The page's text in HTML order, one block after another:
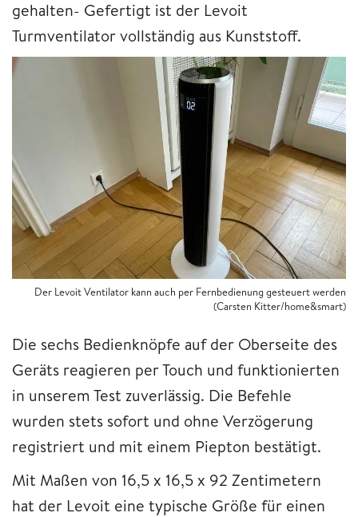
gehalten- Gefertigt ist der Levoit
Turmventilator vollständig aus Kunststoff.
Der Levoit Ventilator kann auch per Fernbedienung gesteuert werden
(Carsten Kitter/home&smart)
Die sechs Bedienknöpfe auf der Oberseite des
Geräts reagieren per Touch und funktionierten
in unserem Test zuverlässig. Die Befehle
wurden stets sofort und ohne Verzögerung
registriert und mit einem Piepton bestätigt.
Mit Maßen von 16,5 x 16,5 x 92 Zentimetern
hat der Levoit eine typische Größe für einen